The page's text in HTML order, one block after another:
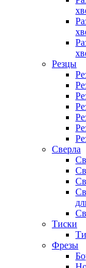
Резцы
Сверла
Тиски
Фрезы